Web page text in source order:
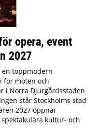
opera, event
2027
toppmodern
för möten och
i Norra Djurgårdsstaden
står Stockholms stad
2027 öppnar
kultur- och